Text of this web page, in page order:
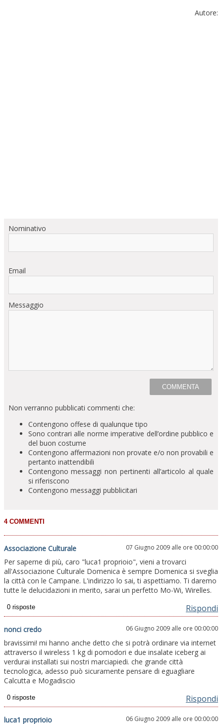
Autore:
Nominativo
Email
Messaggio
Non verranno pubblicati commenti che:
Contengono offese di qualunque tipo
Sono contrari alle norme imperative dell’ordine pubblico e
del buon costume
Contengono affermazioni non provate e/o non provabili e
pertanto inattendibili
Contengono messaggi non pertinenti all’articolo al quale
si riferiscono
Contengono messaggi pubblicitari
Associazione Culturale 07 Giugno 2009 alle ore 00:00:00
Per saperne di più, caro "luca1 proprioio", vieni a trovarci
all'Associazione Culturale Domenica è sempre Domenica si sveglia
la città con le Campane. L'indirizzo lo sai, ti aspettiamo. Ti daremo
tutte le delucidazioni in merito, sarai un perfetto Mo-Wi, Wirelles.
Rispondi
nonci credo 06 Giugno 2009 alle ore 00:00:00
bravissimi! mi hanno anche detto che si potrà ordinare via internet
attraverso il wireless 1 kg di pomodori e due insalate iceberg ai
verdurai installati sui nostri marciapiedi. che grande città
tecnologica, adesso può sicuramente pensare di eguagliare
Calcutta e Mogadiscio
Rispondi
luca1 proprioio 06 Giugno 2009 alle ore 00:00:00